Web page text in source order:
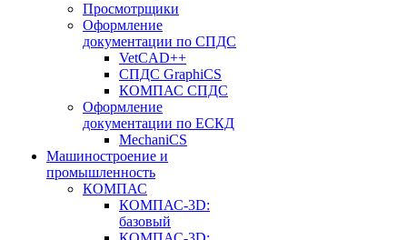
Просмотрщики
Оформление
документации по СПДС
VetCAD++
СПДС GraphiCS
КОМПАС СПДС
Оформление
документации по ЕСКД
MechaniCS
Машиностроение и
промышленность
КОМПАС
КОМПАС-3D:
базовый